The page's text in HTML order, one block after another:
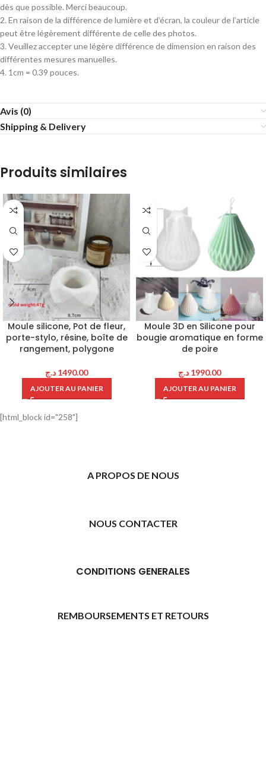
dès que possible. Merci beaucoup.
2. En raison de la différence de lumière et d’écran, la couleur de l’article
peut être légèrement différente de celle des photos.
3. Veuillez accepter une légère différence de dimension en raison des
différentes mesures manuelles.
4. 1cm = 0.39 pouces.
Avis (0)
Shipping & Delivery
Produits similaires
Moule silicone, Pot de fleur,
porte-stylo, résine, boîte de
rangement, polygone
1490.00 د.ج
AJOUTER AU PANIER
Moule 3D en Silicone pour
bougie aromatique en forme
de poire
1990.00 د.ج
AJOUTER AU PANIER
[html_block id="258"]
A PROPOS DE NOUS
NOUS CONTACTER
CONDITIONS GENERALES
REMBOURSEMENTS ET RETOURS